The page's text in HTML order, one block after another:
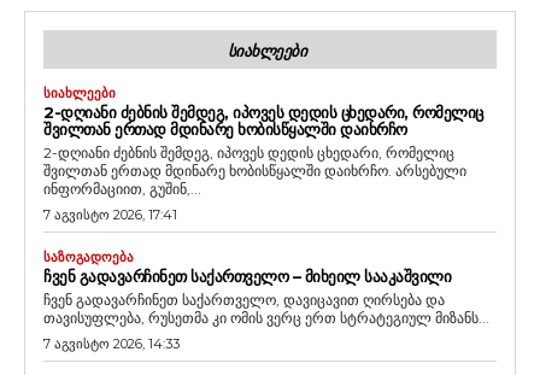
ᲡᲘᲐᲮᲚᲔᲔᲑᲘ
ᲡᲘᲐᲮᲚᲔᲔᲑᲘ
2-ᲓᲦᲘᲐᲜᲘ ᲫᲔᲑᲜᲘᲡ ᲨᲔᲛᲓᲔᲒ, ᲘᲞᲝᲕᲔᲡ ᲓᲔᲓᲘᲡ ᲪᲮᲔᲓᲐᲠᲘ, ᲠᲝᲛᲔᲚᲘᲪ
ᲨᲕᲘᲚᲗᲐᲜ ᲔᲠᲗᲐᲓ ᲛᲓᲘᲜᲐᲠᲔ ᲮᲝᲑᲘᲡᲬᲧᲐᲚᲨᲘ ᲓᲐᲘᲮᲠᲩᲝ
2-დღიანი ძებნის შემდეგ, იპოვეს დედის ცხედარი, რომელიც
შვილთან ერთად მდინარე ხობისწყალში დაიხრჩო. არსებული
ინფორმაციით, გუშინ,...
7 აგვისტო 2026, 17:41
ᲡᲐᲖᲝᲒᲐᲓᲝᲔᲑᲐ
ᲩᲕᲔᲜ ᲒᲐᲓᲐᲕᲐᲠᲩᲘᲜᲔᲗ ᲡᲐᲥᲐᲠᲗᲕᲔᲚᲝ – ᲛᲘᲮᲔᲘᲚ ᲡᲐᲐᲙᲐᲨᲕᲘᲚᲘ
ჩვენ გადავარჩინეთ საქართველო, დავიცავით ღირსება და
თავისუფლება, რუსეთმა კი ომის ვერც ერთ სტრატეგიულ მიზანს...
7 აგვისტო 2026, 14:33